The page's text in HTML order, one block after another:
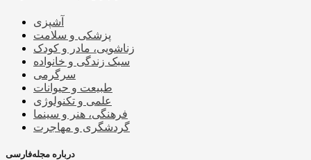
آشپزی
پزشکی و سلامت
زناشویی، مادر و کودک
سبک زندگی و خانواده
سرگرمی
طبیعت و حیوانات
علمی و تکنولوژی
فرهنگی، هنر و سینما
گردشگری و مهاجرت
درباره مجله‌فارسی